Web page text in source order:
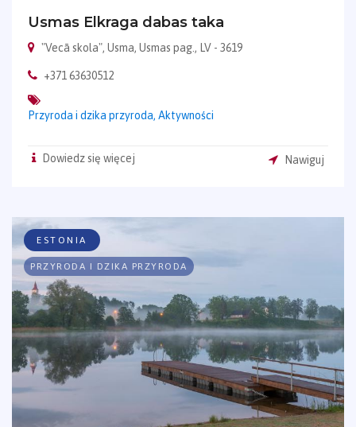
Usmas Elkraga dabas taka
"Vecā skola", Usma, Usmas pag., LV - 3619
+371 63630512
Przyroda i dzika przyroda, Aktywności
Dowiedz się więcej Nawiguj
ESTONIA
PRZYRODA I DZIKA PRZYRODA